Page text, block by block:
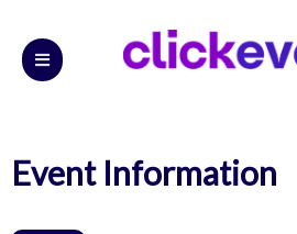
Event Information